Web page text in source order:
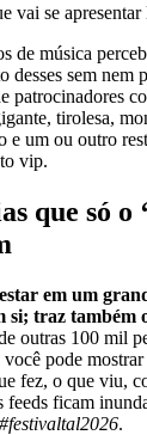
vai se apresentar
de música
desses sem nem
patrocinadores
tirolesa,
e um ou outro
vip.
que só o
em um
si; traz também
outras 100 mil
você pode
fez, o que viu,
feeds ficam
#festivaltal2026.